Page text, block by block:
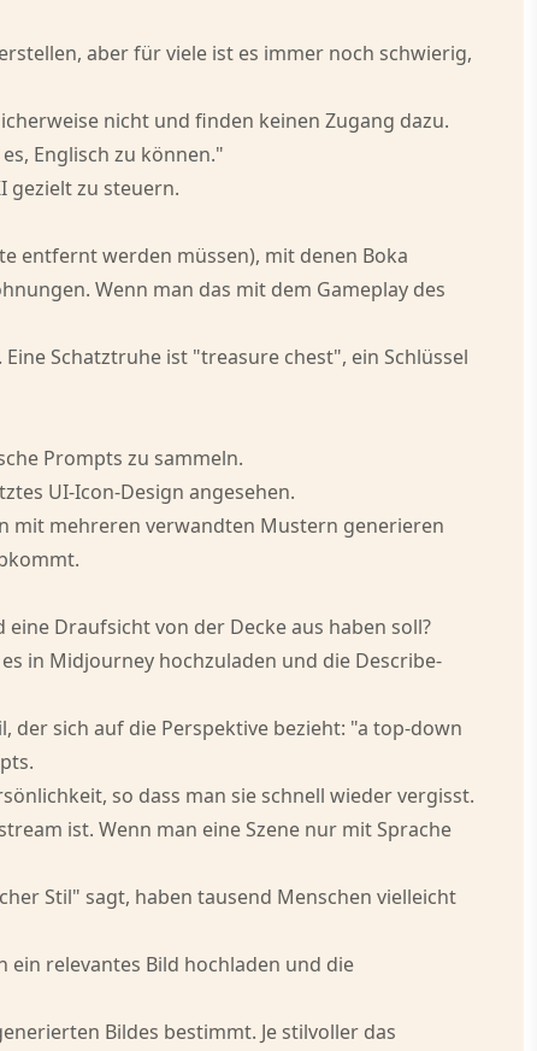
aber für viele ist es immer noch schwierig,
nicht und finden keinen Zugang dazu.
Englisch zu können."
gezielt zu steuern.
entfernt werden müssen), mit denen Boka
Wenn man das mit dem Gameplay des
Schatztruhe ist "treasure chest", ein Schlüssel
Prompts zu sammeln.
UI-Icon-Design angesehen.
mit mehreren verwandten Mustern generieren
Draufsicht von der Decke aus haben soll?
in Midjourney hochzuladen und die Describe-
der sich auf die Perspektive bezieht: "a top-down
so dass man sie schnell wieder vergisst.
ist. Wenn man eine Szene nur mit Sprache
Stil" sagt, haben tausend Menschen vielleicht
ein relevantes Bild hochladen und die
Bildes bestimmt. Je stilvoller das